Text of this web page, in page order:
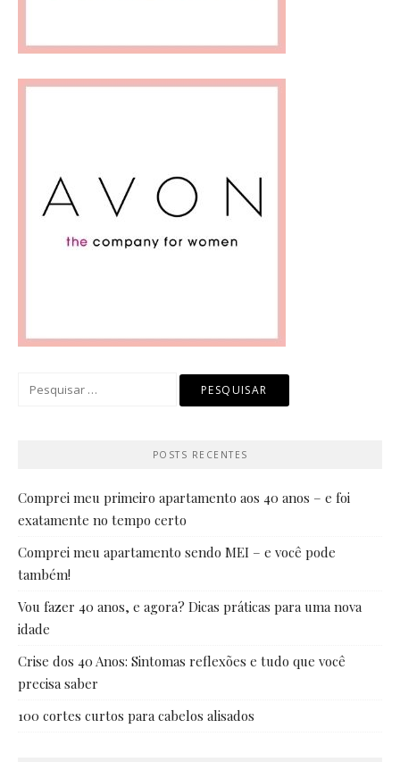
POSTS RECENTES
Comprei meu primeiro apartamento aos 40 anos – e foi
exatamente no tempo certo
Comprei meu apartamento sendo MEI – e você pode
também!
Vou fazer 40 anos, e agora? Dicas práticas para uma nova
idade
Crise dos 40 Anos: Sintomas reflexões e tudo que você
precisa saber
100 cortes curtos para cabelos alisados